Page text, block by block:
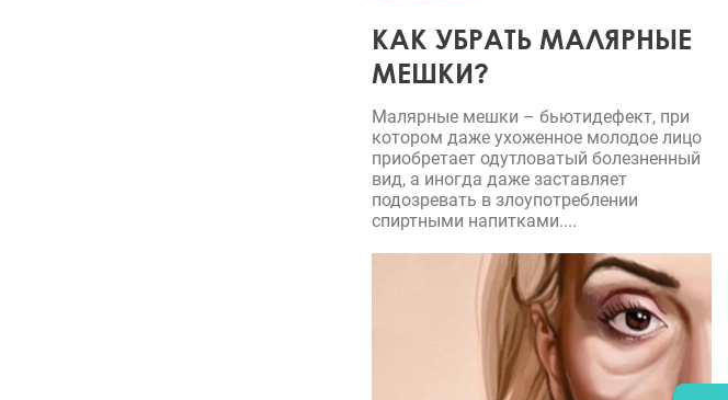
КАК УБРАТЬ МАЛЯРНЫЕ
МЕШКИ?
Малярные мешки – бьютидефект, при
котором даже ухоженное молодое лицо
приобретает одутловатый болезненный
вид, а иногда даже заставляет
подозревать в злоупотреблении
спиртными напитками....